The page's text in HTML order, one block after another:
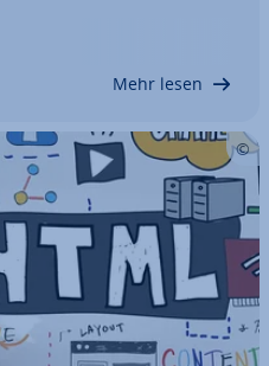
angegeben werden und
Mehr lesen